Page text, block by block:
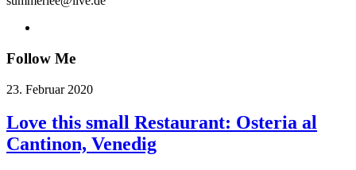
Follow Me
23. Februar 2020
Love this small Restaurant: Osteria al
Cantinon, Venedig